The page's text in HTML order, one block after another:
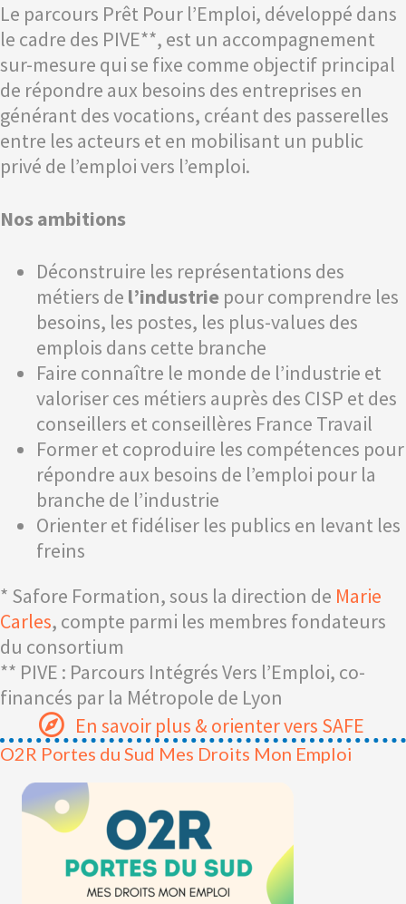
Le parcours Prêt Pour l’Emploi, développé dans
le cadre des PIVE**, est un accompagnement
sur-mesure qui se fixe comme objectif principal
de répondre aux besoins des entreprises en
générant des vocations, créant des passerelles
entre les acteurs et en mobilisant un public
privé de l’emploi vers l’emploi.
Nos ambitions
Déconstruire les représentations des
métiers de l’industrie pour comprendre les
besoins, les postes, les plus-values des
emplois dans cette branche
Faire connaître le monde de l’industrie et
valoriser ces métiers auprès des CISP et des
conseillers et conseillères France Travail
Former et coproduire les compétences pour
répondre aux besoins de l’emploi pour la
branche de l’industrie
Orienter et fidéliser les publics en levant les
freins
* Safore Formation, sous la direction de Marie
Carles, compte parmi les membres fondateurs
du consortium
** PIVE : Parcours Intégrés Vers l’Emploi, co-
financés par la Métropole de Lyon
En savoir plus & orienter vers SAFE
O2R Portes du Sud Mes Droits Mon Emploi